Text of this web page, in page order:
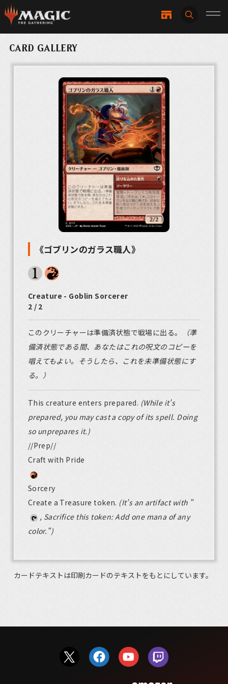
CARD GALLERY
《ゴブリンのガラス職人》
Creature - Goblin Sorcerer
2 / 2
このクリーチャーは準備済状態で戦場に出る。
（準
備済状態である間、あなたはこれの呪文のコピーを
唱えてもよい。そうしたら、これを未準備状態にす
る。）
This creature enters prepared. (While it's
prepared, you may cast a copy of its spell. Doing
so unprepares it.)
//Prep//
Craft with Pride
Sorcery
Create a Treasure token. (It's an artifact with "
, Sacrifice this token: Add one mana of any
color.")
カードテキストは印刷カードのテキストをもとにしています。